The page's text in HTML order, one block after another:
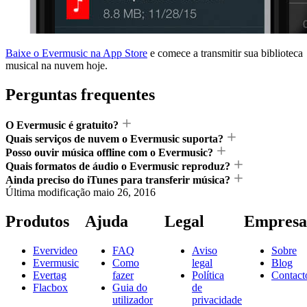
Baixe o Evermusic na App Store e comece a transmitir sua biblioteca
musical na nuvem hoje.
Perguntas frequentes
O Evermusic é gratuito?
Quais serviços de nuvem o Evermusic suporta?
Posso ouvir música offline com o Evermusic?
Quais formatos de áudio o Evermusic reproduz?
Ainda preciso do iTunes para transferir música?
Última modificação maio 26, 2016
Produtos
Evervideo
Evermusic
Evertag
Flacbox
Ajuda
FAQ
Como
fazer
Guia do
utilizador
Legal
Aviso
legal
Política
de
privacidade
Empresa
Sobre
Blog